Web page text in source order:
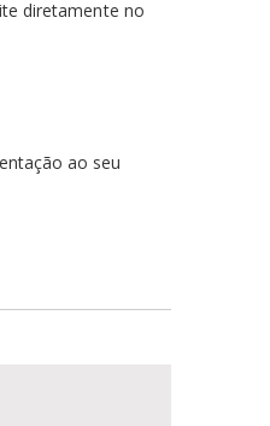
diretamente no
ao seu